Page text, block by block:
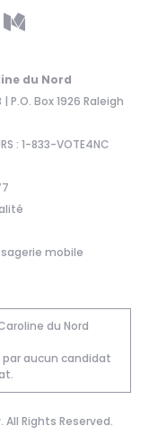
du Nord
Box 1926 Raleigh
: 1-833-VOTE4NC
mobile
du Nord
aucun candidat
Rights Reserved.